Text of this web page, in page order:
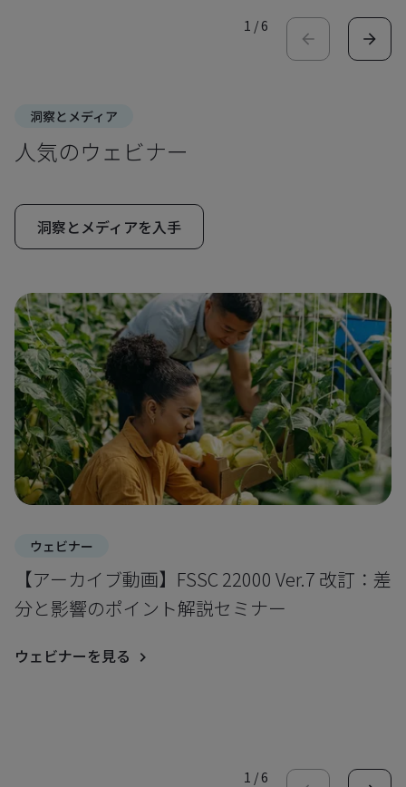
1 /6
洞察とメディア
人気のウェビナー
洞察とメディアを入手
ウェビナー
【アーカイブ動画】FSSC 22000 Ver.7 改訂：差
分と影響のポイント解説セミナー
ウェビナーを見る
1 /6